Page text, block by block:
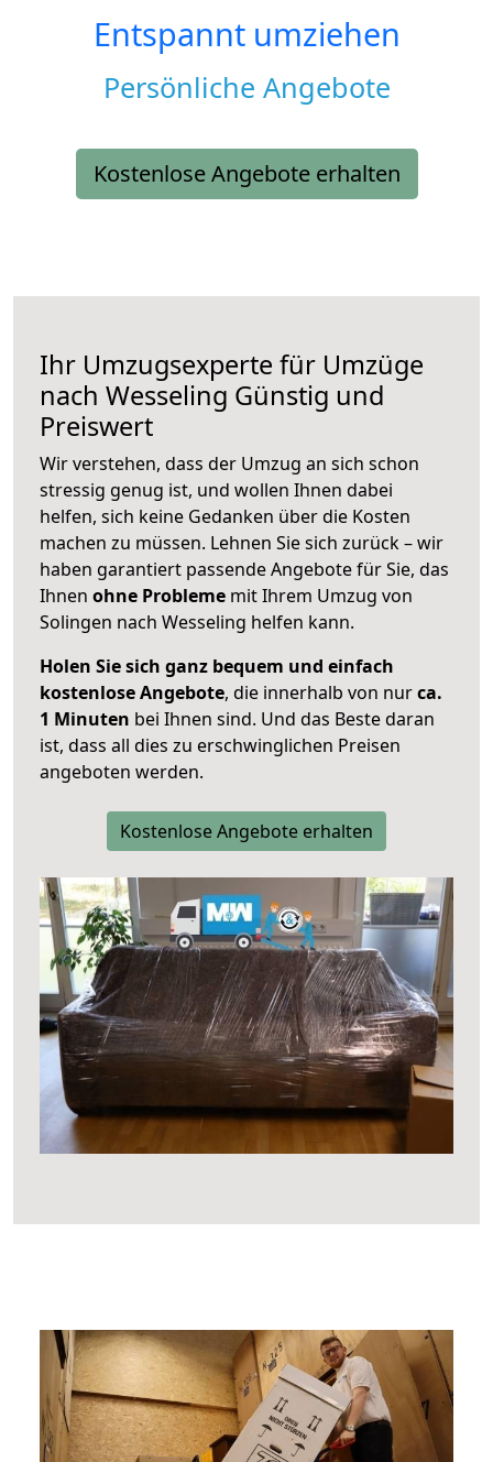
Entspannt umziehen
Persönliche Angebote
Kostenlose Angebote erhalten
Ihr Umzugsexperte für Umzüge
nach Wesseling Günstig und
Preiswert
Wir verstehen, dass der Umzug an sich schon
stressig genug ist, und wollen Ihnen dabei
helfen, sich keine Gedanken über die Kosten
machen zu müssen. Lehnen Sie sich zurück – wir
haben garantiert passende Angebote für Sie, das
Ihnen ohne Probleme mit Ihrem Umzug von
Solingen nach Wesseling helfen kann.
Holen Sie sich ganz bequem und einfach
kostenlose Angebote, die innerhalb von nurca.
1 Minuten bei Ihnen sind. Und das Beste daran
ist, dass all dies zu erschwinglichen Preisen
angeboten werden.
Kostenlose Angebote erhalten